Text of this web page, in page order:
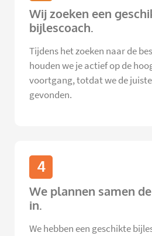
Wij zoeken een
bijlescoach.
Tijdens het zoeken naar de
houden we je actief op de
voortgang, totdat we de
gevonden.
4
We plannen samen
in.
We hebben een geschikte